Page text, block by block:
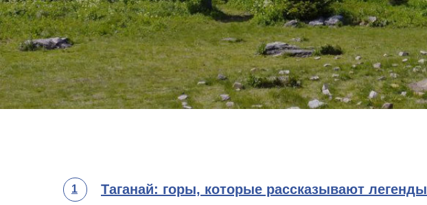
Таганай: горы, которые рассказывают легенды
1